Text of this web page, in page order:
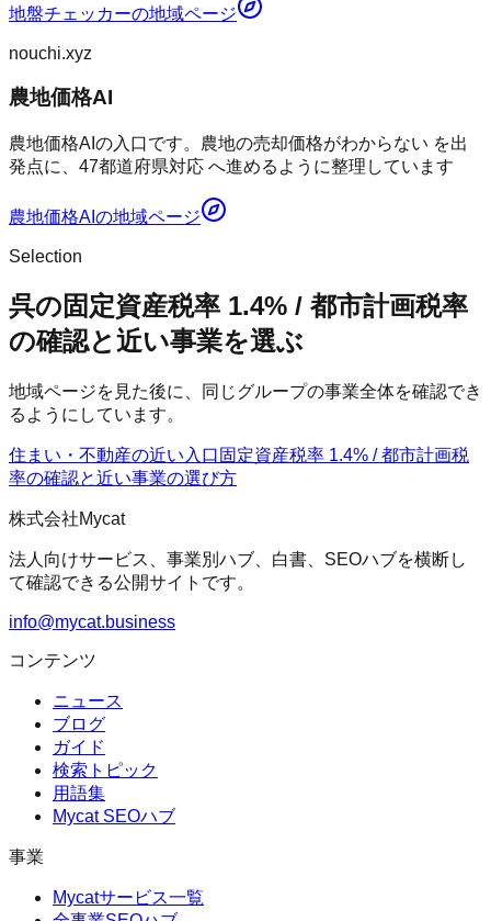
地盤チェッカーの地域ページ
nouchi.xyz
農地価格AI
農地価格AIの入口です。農地の売却価格がわからない を出
発点に、47都道府県対応 へ進めるように整理しています
農地価格AI の地域ページ
Selection
呉の固定資産税率 1.4% / 都市計画税率
の確認と近い事業を選ぶ
地域ページを見た後に、同じグループの事業全体を確認でき
るようにしています。
住まい・不動産の近い入口 固定資産税率 1.4% / 都市計画税
率の確認と近い事業の選び方
株式会社Mycat
法人向けサービス、事業別ハブ、白書、SEOハブを横断し
て確認できる公開サイトです。
info@mycat.business
コンテンツ
ニュース
ブログ
ガイド
検索トピック
用語集
Mycat SEOハブ
事業
Mycatサービス一覧